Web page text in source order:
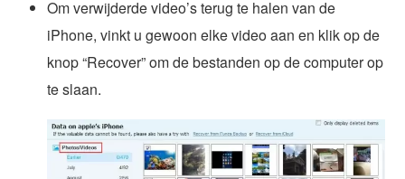
Om verwijderde video’s terug te halen van de
iPhone, vinkt u gewoon elke video aan en klik op de
knop “Recover” om de bestanden op de computer op
te slaan.